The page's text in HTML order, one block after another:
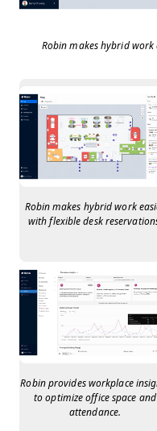
Robin makes hybrid work
Robin makes hybrid work
with flexible desk
Robin provides workplace
to optimize office space and
attendance.